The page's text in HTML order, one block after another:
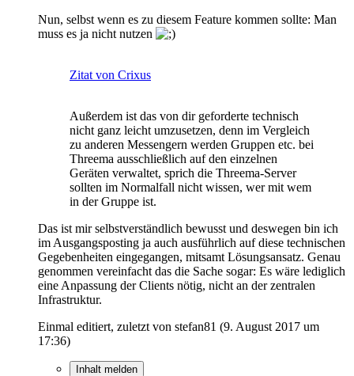
Nun, selbst wenn es zu diesem Feature kommen sollte: Man
muss es ja nicht nutzen
Zitat von Crixus
Außerdem ist das von dir geforderte technisch
nicht ganz leicht umzusetzen, denn im Vergleich
zu anderen Messengern werden Gruppen etc. bei
Threema ausschließlich auf den einzelnen
Geräten verwaltet, sprich die Threema-Server
sollten im Normalfall nicht wissen, wer mit wem
in der Gruppe ist.
Das ist mir selbstverständlich bewusst und deswegen bin ich
im Ausgangsposting ja auch ausführlich auf diese technischen
Gegebenheiten eingegangen, mitsamt Lösungsansatz. Genau
genommen vereinfacht das die Sache sogar: Es wäre lediglich
eine Anpassung der Clients nötig, nicht an der zentralen
Infrastruktur.
Einmal editiert, zuletzt von stefan81 (9. August 2017 um
17:36)
Inhalt melden